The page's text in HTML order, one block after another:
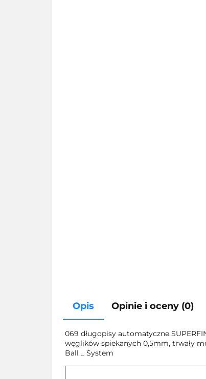
Opis Opinie i oceny (0)
069 długopisy automatyczne
węglików spiekanych 0,5mm, trwały
Ball _ System